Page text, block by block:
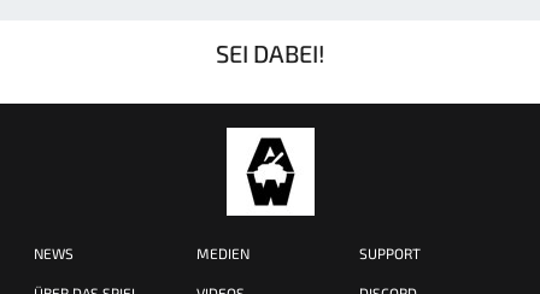
SEI DABEI!
NEWS MEDIEN SUPPORT